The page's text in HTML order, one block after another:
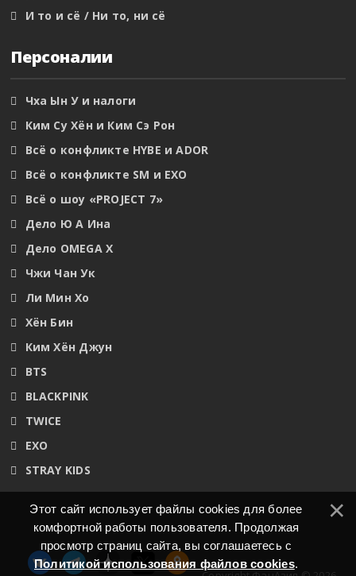
И то и сё / Ни то, ни сё
Персоналии
Чха Ын У и налоги
Ким Су Хён и Ким Сэ Рон
Всё о конфликте HYBE и ADOR
Всё о конфликте SM и EXO
Всё о шоу «PROJECT 7»
Дело Ю А Ина
Дело OMEGA X
Чжи Чан Ук
Ли Мин Хо
Хён Бин
Ким Хён Джун
BTS
BLACKPINK
TWICE
EXO
STRAY KIDS
Этот сайт использует файлы cookies для более
комфортной работы пользователя. Продолжая
просмотр страниц сайта, вы соглашаетесь с
Политикой использования файлов cookies.